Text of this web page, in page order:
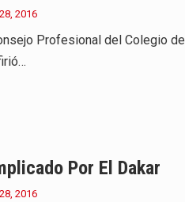
2016
Profesional del Colegio de
Por El Dakar
2016